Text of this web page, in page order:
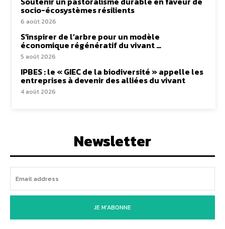
socio-écosystèmes résilients
6 août 2026
S’inspirer de l’arbre pour un modèle
économique régénératif du vivant …
5 août 2026
IPBES : le « GIEC de la biodiversité » appelle les
entreprises à devenir des alliées du vivant
4 août 2026
Newsletter
JE M'ABONNE